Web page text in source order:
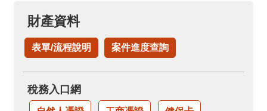
財產資料
表單/流程說明 案件進度查詢
稅務入口網